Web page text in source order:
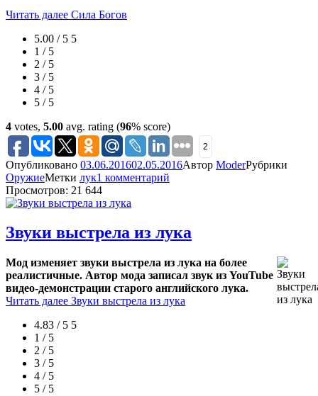
Читать далее Сила Богов
5.00 / 5 5
1 / 5
2 / 5
3 / 5
4 / 5
5 / 5
4 votes, 5.00 avg. rating (96% score)
2
Опубликовано 03.06.201602.05.2016Автор ModerРубрики
ОружиеМетки лук1 комментарий
Просмотров: 21 644
Звуки выстрела из лука
Мод изменяет звуки выстрела из лука на более
реалистичные. Автор мода записал звук из YouTube
видео-демонстрации старого английского лука.
Читать далее Звуки выстрела из лука
4.83 / 5 5
1 / 5
2 / 5
3 / 5
4 / 5
5 / 5